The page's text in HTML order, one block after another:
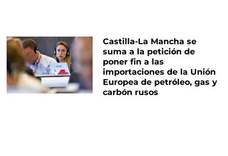
Castilla-La Mancha se
suma a la petición de
poner fin a las
importaciones de la Unión
Europea de petróleo, gas y
carbón rusos